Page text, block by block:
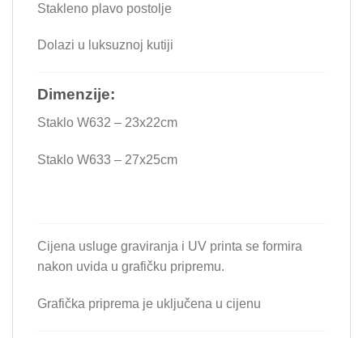
Stakleno plavo postolje
Dolazi u luksuznoj kutiji
Dimenzije:
Staklo W632 – 23x22cm
Staklo W633 – 27x25cm
Cijena usluge graviranja i UV printa se formira
nakon uvida u grafičku pripremu.
Grafička priprema je uključena u cijenu